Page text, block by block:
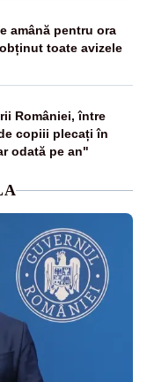
amână pentru ora
toate avizele
României, între
copiii plecați în
odată pe an"